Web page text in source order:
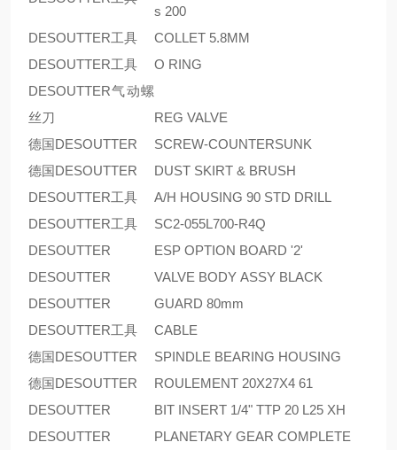
s 200
DESOUTTER工具
COLLET 5.8MM
DESOUTTER工具
O RING
DESOUTTER气动螺
丝刀
REG VALVE
德国DESOUTTER
SCREW-COUNTERSUNK
德国DESOUTTER
DUST SKIRT & BRUSH
DESOUTTER工具
A/H HOUSING 90 STD DRILL
DESOUTTER工具
SC2-055L700-R4Q
DESOUTTER
ESP OPTION BOARD '2'
DESOUTTER
VALVE BODY ASSY BLACK
DESOUTTER
GUARD 80mm
DESOUTTER工具
CABLE
德国DESOUTTER
SPINDLE BEARING HOUSING
德国DESOUTTER
ROULEMENT 20X27X4 61
DESOUTTER
BIT INSERT 1/4" TTP 20 L25 XH
DESOUTTER
PLANETARY GEAR COMPLETE